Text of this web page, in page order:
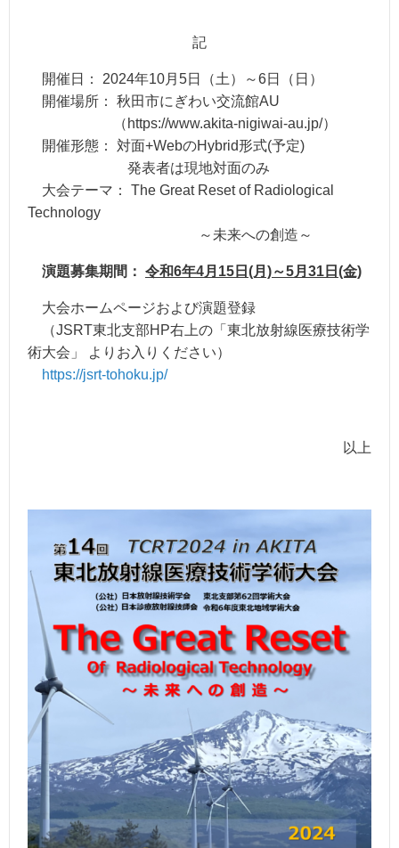
記
開催日： 2024年10月5日（土）～6日（日）
開催場所： 秋田市にぎわい交流館AU
（https://www.akita-nigiwai-au.jp/）
開催形態： 対面+WebのHybrid形式(予定)
発表者は現地対面のみ
大会テーマ： The Great Reset of Radiological
Technology
～未来への創造～
演題募集期間： 令和6年4月15日(月)～5月31日(金)
大会ホームページおよび演題登録
（JSRT東北支部HP右上の「東北放射線医療技術学
術大会」 よりお入りください）
https://jsrt-tohoku.jp/
以上